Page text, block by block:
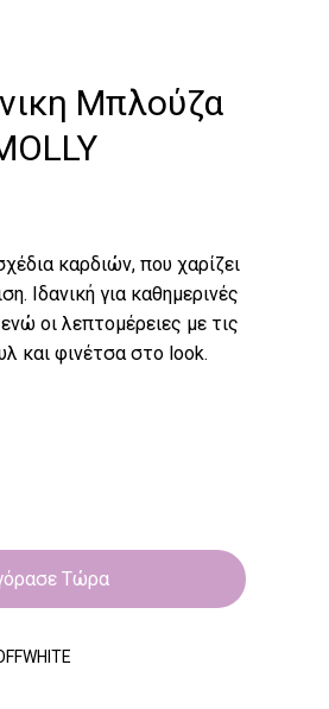
Μπλούζα
καρδιών, που χαρίζει
Ιδανική για καθημερινές
οι λεπτομέρειες με τις
και φινέτσα στο look.
Τώρα